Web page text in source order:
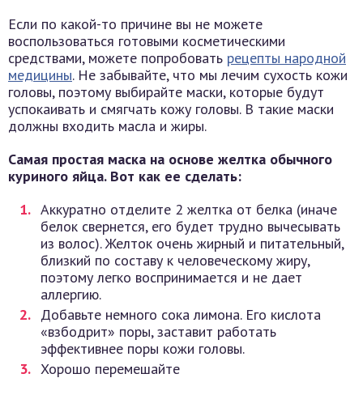
Если по какой-то причине вы не можете
воспользоваться готовыми косметическими
средствами, можете попробовать рецепты народной
медицины. Не забывайте, что мы лечим сухость кожи
головы, поэтому выбирайте маски, которые будут
успокаивать и смягчать кожу головы. В такие маски
должны входить масла и жиры.
Самая простая маска на основе желтка обычного
куриного яйца. Вот как ее сделать:
Аккуратно отделите 2 желтка от белка (иначе
белок свернется, его будет трудно вычесывать
из волос). Желток очень жирный и питательный,
близкий по составу к человеческому жиру,
поэтому легко воспринимается и не дает
аллергию.
Добавьте немного сока лимона. Его кислота
«взбодрит» поры, заставит работать
эффективнее поры кожи головы.
Хорошо перемешайте